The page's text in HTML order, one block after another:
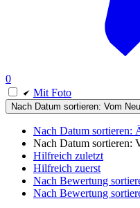
0
Mit Foto
Nach Datum sortieren: Vom
Nach Datum sortieren:
Nach Datum sortieren:
Hilfreich zuletzt
Hilfreich zuerst
Nach Bewertung
Nach Bewertung